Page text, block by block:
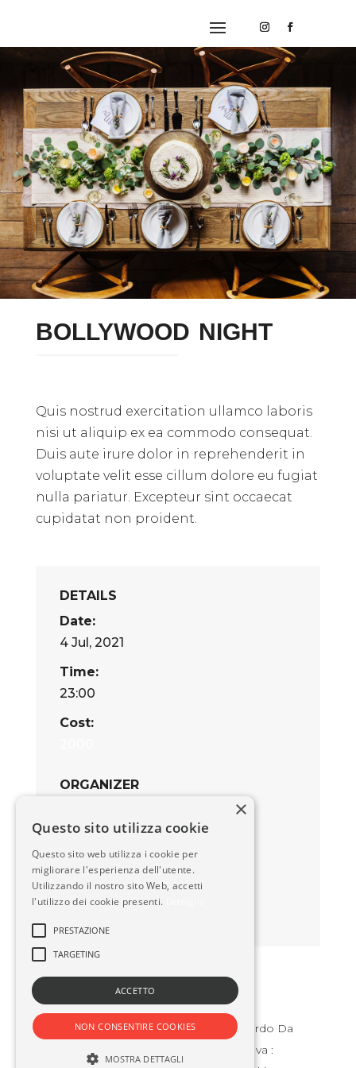
BOLLYWOOD NIGHT
Quis nostrud exercitation ullamco laboris
nisi ut aliquip ex ea commodo consequat.
Duis aute irure dolor in reprehenderit in
voluptate velit esse cillum dolore eu fugiat
nulla pariatur. Excepteur sint occaecat
cupidatat non proident.
DETAILS
Date:
4 Jul, 2021
Time:
23:00
Cost:
ORGANIZER
hello@example.com
Contact:
1234567890
Cassaro Marco & C. SAS – Via Leonardo Da
Vinci 34, Vigevano (PV) – Partita Iva :
×
Questo sito utilizza cookie
Questo sito web utilizza i cookie per
migliorare l'esperienza dell'utente.
Utilizzando il nostro sito Web, accetti
l'utilizzo dei cookie presenti.
PRESTAZIONE
TARGETING
ACCETTO
NON CONSENTIRE COOKIES
MOSTRA DETTAGLI